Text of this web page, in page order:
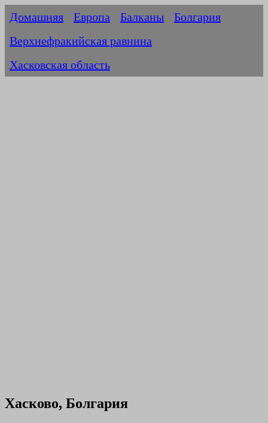
Домашняя Европа Балканы
Болгария
Верхнефракийская равнина
Хасковская область
Хасково, Болгария